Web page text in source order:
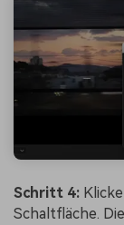
Schritt 4:
Schaltfläche.